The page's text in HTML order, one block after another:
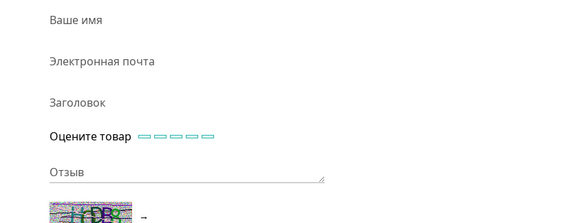
Ваше имя
Электронная почта
Заголовок
Оцените товар
Отзыв
→